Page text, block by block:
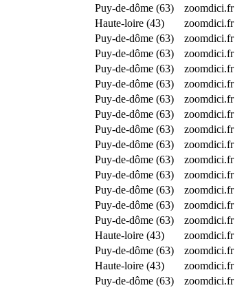
Puy-de-dôme (63)
zoomdici.fr
Haute-loire (43)
zoomdici.fr
Puy-de-dôme (63)
zoomdici.fr
Puy-de-dôme (63)
zoomdici.fr
Puy-de-dôme (63)
zoomdici.fr
Puy-de-dôme (63)
zoomdici.fr
Puy-de-dôme (63)
zoomdici.fr
Puy-de-dôme (63)
zoomdici.fr
Puy-de-dôme (63)
zoomdici.fr
Puy-de-dôme (63)
zoomdici.fr
Puy-de-dôme (63)
zoomdici.fr
Puy-de-dôme (63)
zoomdici.fr
Puy-de-dôme (63)
zoomdici.fr
Puy-de-dôme (63)
zoomdici.fr
Puy-de-dôme (63)
zoomdici.fr
Haute-loire (43)
zoomdici.fr
Puy-de-dôme (63)
zoomdici.fr
Haute-loire (43)
zoomdici.fr
Puy-de-dôme (63)
zoomdici.fr